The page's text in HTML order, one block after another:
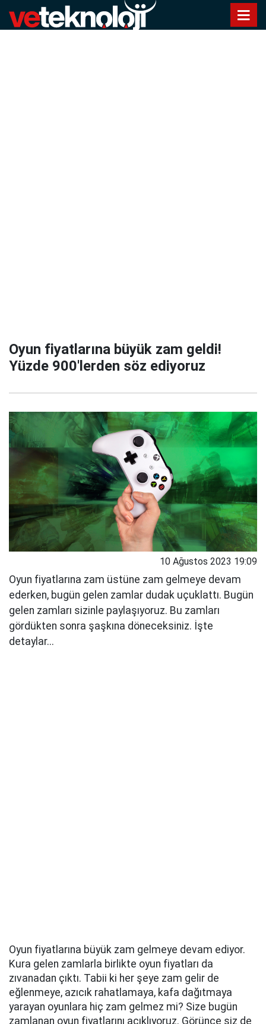
Oyun fiyatlarına büyük zam geldi!
Yüzde 900'lerden söz ediyoruz
10 Ağustos 2023 19:09
Oyun fiyatlarına zam üstüne zam gelmeye devam
ederken, bugün gelen zamlar dudak uçuklattı. Bugün
gelen zamları sizinle paylaşıyoruz. Bu zamları
gördükten sonra şaşkına döneceksiniz. İşte
detaylar...
Oyun fiyatlarına büyük zam gelmeye devam ediyor.
Kura gelen zamlarla birlikte oyun fiyatları da
zıvanadan çıktı. Tabii ki her şeye zam gelir de
eğlenmeye, azıcık rahatlamaya, kafa dağıtmaya
yarayan oyunlara hiç zam gelmez mi? Size bugün
zamlanan oyun fiyatlarını açıklıyoruz. Görünce siz de